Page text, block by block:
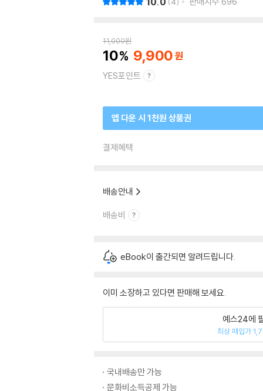
11,000원
10 9,900
YES포인트
앱 다운 시 1천원 상품권
결제혜택
배송안내
배송비
eBook이 출간되면 알려드립니다.
이미 소장하고 있다면 판매해 보세요.
예스24에
최상 매입가
국내배송만 가능
문화비소득공제 가능